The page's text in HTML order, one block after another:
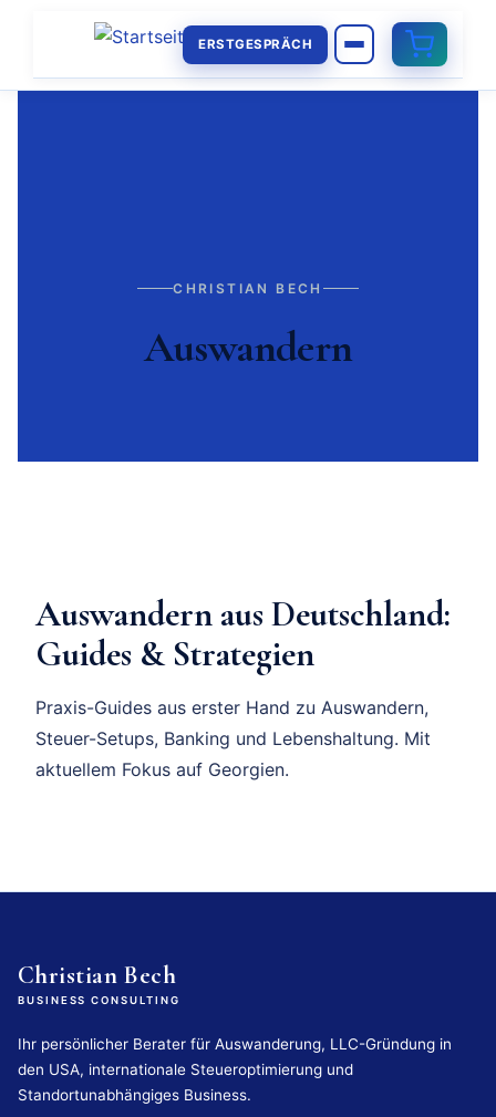
ERSTGESPRÄCH
CHRISTIAN BECH
Auswandern
Auswandern aus Deutschland:
Guides & Strategien
Praxis-Guides aus erster Hand zu Auswandern,
Steuer-Setups, Banking und Lebenshaltung. Mit
aktuellem Fokus auf Georgien.
Christian Bech
BUSINESS CONSULTING
Ihr persönlicher Berater für Auswanderung, LLC-Gründung in
den USA, internationale Steueroptimierung und
Standortunabhängiges Business.